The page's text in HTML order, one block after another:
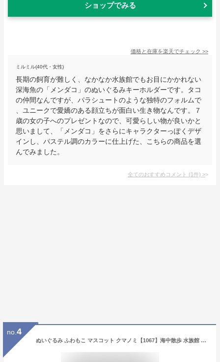
ショップでみる
価格と在庫を楽天でチェック >>
ミルミル(40代・女性)
長期の飼育が難しく、なかなか水族館でもお目にかかれない
深海魚の「メンダコ」のぬいぐるみキーホルダーです。タコ
の仲間なんですが、パラシュートのような独特のフォルムで
、ユニークで愛嬌のある顔立ちが面白い生き物なんです。７
歳の女の子へのプレゼントなので、可愛らしい物が良いかと
思いまして、「メンダコ」をさらにキャラクターっぽくデザ
インし、パステル調のカラーに仕上げた、こちらの商品を選
んでみました。
全てのおすすめコメント (1件) >
no. 4
ぬいぐるみ ふわもこ マスコット クマノミ【1067】海中散歩 水族館 魚 キーチェーンマスコット キーホルダー 内藤デザイン【定形外郵便発送】